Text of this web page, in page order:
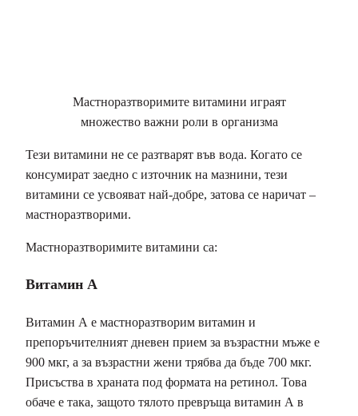
Мастноразтворимите витамини играят
множество важни роли в организма
Тези витамини не се разтварят във вода. Когато се
консумират заедно с източник на мазнини, тези
витамини се усвояват най-добре, затова се наричат –
мастноразтворими.
Мастноразтворимите витамини са:
Витамин А
Витамин А е мастноразтворим витамин и
препоръчителният дневен прием за възрастни мъже е
900 мкг, а за възрастни жени трябва да бъде 700 мкг.
Присъства в храната под формата на ретинол. Това
обаче е така, защото тялото превръща витамин А в